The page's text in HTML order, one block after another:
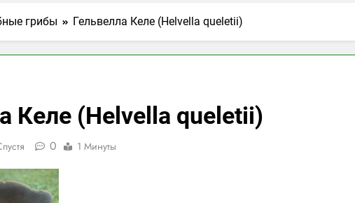
грибы Гельвелла Келе (Helvella queletii)
Келе (Helvella queletii)
0 1 Минуты